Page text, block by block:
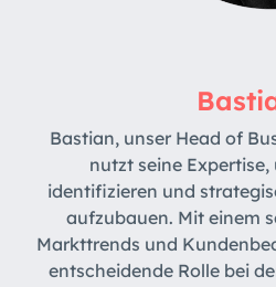
Bastian, unser Head of
nutzt seine Expertise,
identifizieren und
aufzubauen. Mit einem
Markttrends und
entscheidende Rolle bei